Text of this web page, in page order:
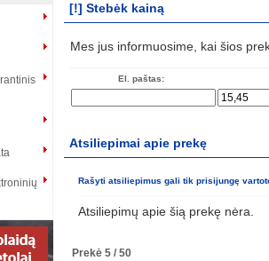
[!] Stebėk kainą
Mes jus informuosime, kai šios
El. paštas:
Atsiliepimai apie prekę
Rašyti atsiliepimus gali tik prisijungę
Atsiliepimų apie šią prekę nėra.
Prekė 5 / 50